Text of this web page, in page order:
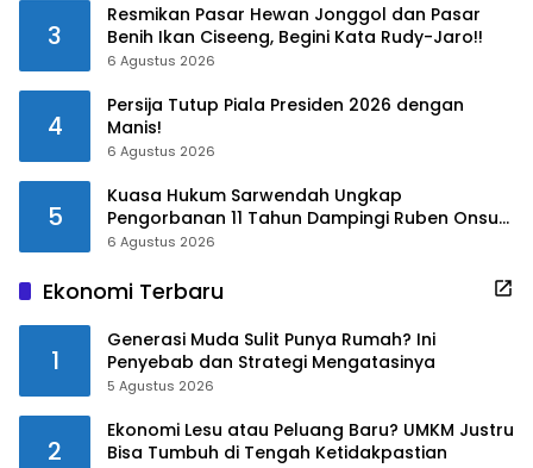
3
Resmikan Pasar Hewan Jonggol dan Pasar
Benih Ikan Ciseeng, Begini Kata Rudy-Jaro!!
6 Agustus 2026
4
Persija Tutup Piala Presiden 2026 dengan
Manis!
6 Agustus 2026
5
Kuasa Hukum Sarwendah Ungkap
Pengorbanan 11 Tahun Dampingi Ruben Onsu
Saat Sakit
6 Agustus 2026
Ekonomi Terbaru
1
Generasi Muda Sulit Punya Rumah? Ini
Penyebab dan Strategi Mengatasinya
5 Agustus 2026
2
Ekonomi Lesu atau Peluang Baru? UMKM Justru
Bisa Tumbuh di Tengah Ketidakpastian